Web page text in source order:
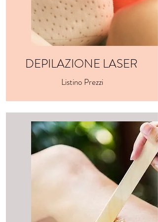
DEPILAZIONE LASER
Listino Prezzi